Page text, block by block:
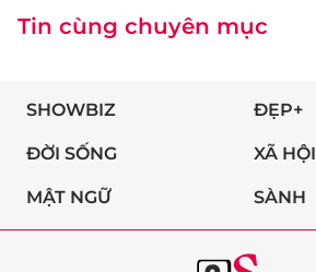
Tin cùng chuyên mục
SHOWBIZ ĐẸP+
ĐỜI SỐNG XÃ HỘI
MẬT NGỮ SÀNH